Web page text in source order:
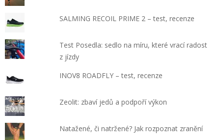
SALMING RECOIL PRIME 2 – test, recenze
Test Posedla: sedlo na míru, které vrací radost
z jízdy
INOV8 ROADFLY – test, recenze
Zeolit: zbaví jedů a podpoří výkon
Natažené, či natržené? Jak rozpoznat zranění